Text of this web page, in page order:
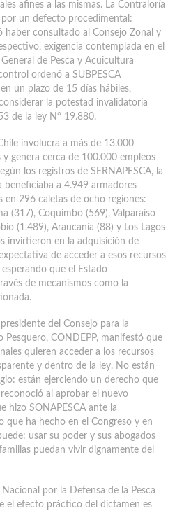
afines a las mismas. La Contraloría
un defecto procedimental:
haber consultado al Consejo Zonal y
exigencia contemplada en el
de Pesca y Acuicultura
ordenó a SUBPESCA
un plazo de 15 días hábiles,
la potestad invalidatoria
de la ley N° 19.880.
involucra a más de 13.000
genera cerca de 100.000 empleos
los registros de SERNAPESCA, la
beneficiaba a 4.949 armadores
en 296 caletas de ocho regiones:
(317), Coquimbo (569), Valparaíso
(1.489), Araucanía (88) y Los Lagos
invirtieron en la adquisición de
de acceder a esos recursos
que el Estado
de mecanismos como la
del Consejo para la
Pesquero, CONDEPP, manifestó que
quieren acceder a los recursos
y dentro de la ley. No están
están ejerciendo un derecho que
al aprobar el nuevo
hizo SONAPESCA ante la
que ha hecho en el Congreso y en
usar su poder y sus abogados
puedan vivir dignamente del
por la Defensa de la Pesca
el efecto práctico del dictamen es